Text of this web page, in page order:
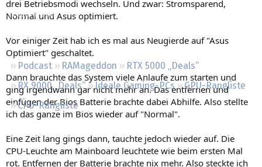
Leserartikel
Podcast RAMageddon
RTX 5000 „Deals“
RX 9000 „Deals“
Ideale Gaming-PCs
GPU-Rangliste
CPU-Rangliste
drei Betriebsmodi wechseln. Und zwar: Stromsparend,
Normal und Asus optimiert.
Vor einiger Zeit hab ich es mal aus Neugierde auf "Asus
Optimiert" geschaltet.
Dann brauchte das System viele Anlaufe zum starten und
ging irgendwann gar nicht mehr an. Das entfernen und
einfügen der Bios Batterie brachte dabei Abhilfe. Also stellte
ich das ganze im Bios wieder auf "Normal".
Eine Zeit lang gings dann, tauchte jedoch wieder auf. Die
CPU-Leuchte am Mainboard leuchtete wie beim ersten Mal
rot. Entfernen der Batterie brachte nix mehr. Also steckte ich